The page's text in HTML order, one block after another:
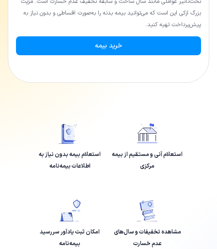
بزرگ ازکی این است که می‌توانید بیمه بدنه را به‌صورت اقساطی و بدون نیاز به
پیش‌پرداخت تهیه کنید.
خرید بیمه
استعلام آنی و مستقیم از بیمه
مرکزی
استعلام بیمه بدون نیاز به
اطلاعات بیمه‌نامه
مشاهده تخفیفات و سال‌های
عدم خسارت
امکان ثبت یادآور سررسید
بیمه‌نامه